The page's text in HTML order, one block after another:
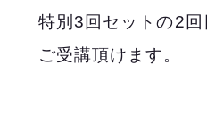
特別3回セットの2
ご受講頂けます。